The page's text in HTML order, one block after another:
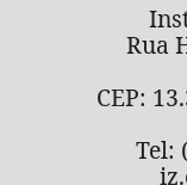
Rua
CEP:
Tel: